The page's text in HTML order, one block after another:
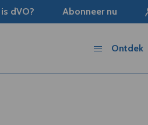
dVO? Abonneer nu
Ontdek